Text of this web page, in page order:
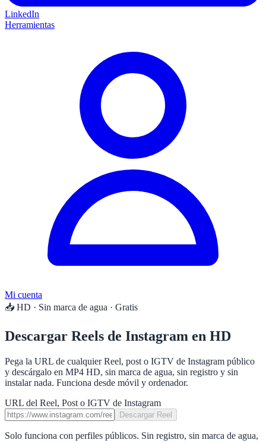
LinkedIn
Herramientas
Mi cuenta
📥 HD · Sin marca de agua · Gratis
Descargar Reels de Instagram en HD
Pega la URL de cualquier Reel, post o IGTV de Instagram público
y descárgalo en MP4 HD, sin marca de agua, sin registro y sin
instalar nada. Funciona desde móvil y ordenador.
URL del Reel, Post o IGTV de Instagram
Descargar Reel
Solo funciona con perfiles públicos. Sin registro, sin marca de agua,